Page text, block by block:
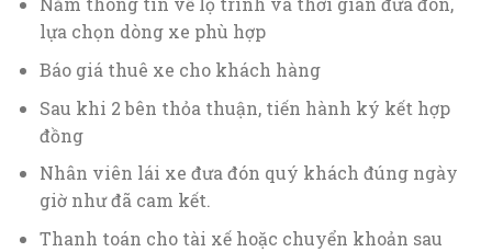
lựa chọn dòng xe phù hợp
Báo giá thuê xe cho khách hàng
Sau khi 2 bên thỏa thuận, tiến hành ký kết hợp
đồng
Nhân viên lái xe đưa đón quý khách đúng ngày
giờ như đã cam kết.
Thanh toán cho tài xế hoặc chuyển khoản sau